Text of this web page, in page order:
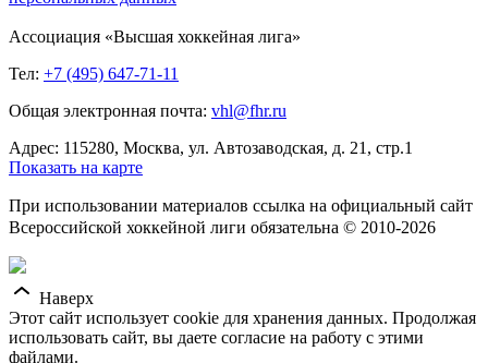
Ассоциация «Высшая хоккейная лига»
Тел: +7 (495) 647-71-11
Общая электронная почта: vhl@fhr.ru
Адрес: 115280, Москва, ул. Автозаводская, д. 21, стр.1
Показать на карте
При использовании материалов ссылка на официальный сайт
Всероссийской хоккейной лиги обязательна © 2010-2026
Наверх
Этот сайт использует cookie для хранения данных. Продолжая
использовать сайт, вы даете согласие на работу с этими
файлами.